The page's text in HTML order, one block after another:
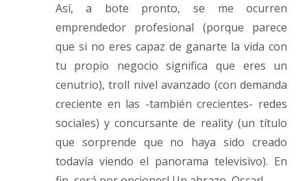
Así, a bote pronto, se me ocurren
emprendedor profesional (porque parece
que si no eres capaz de ganarte la vida con
tu propio negocio significa que eres un
cenutrio), troll nivel avanzado (con demanda
creciente en las -también crecientes- redes
sociales) y concursante de reality (un título
que sorprende que no haya sido creado
todavía viendo el panorama televisivo). En